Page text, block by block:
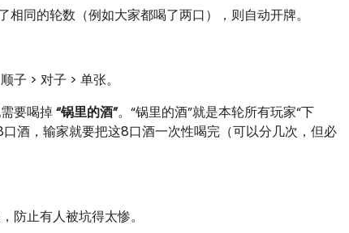
同的轮数（例如大家都喝了两口），则自动开牌。
子 > 对子 > 单张。
要喝掉“锅里的酒”。“锅里的酒”就是本轮所有玩家“下
酒，输家就要把这8口酒一次性喝完（可以分几次，但必
防止有人被坑得太惨。